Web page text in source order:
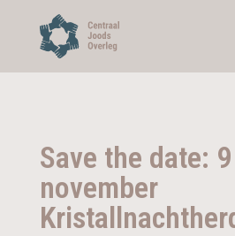
Save the date: 9
november